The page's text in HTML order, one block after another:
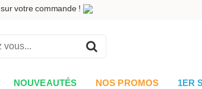
sur votre commande !
NOUVEAUTÉS NOS PROMOS 1ER